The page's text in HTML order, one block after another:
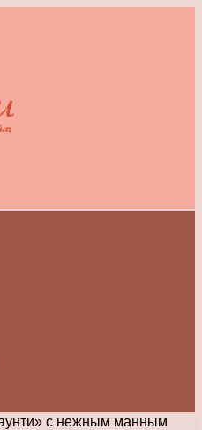
с нежным манным